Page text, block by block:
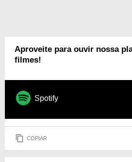
Aproveite para ouvir nossa
filmes!
Spotify
COPIAR